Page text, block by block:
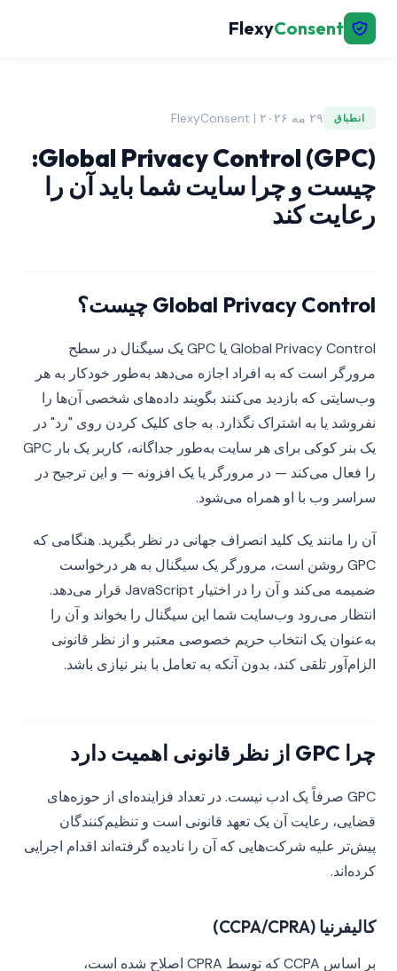
FlexyConsent
انطباق ۲۹ مه ۲۰۲۶ | FlexyConsent
Global Privacy Control (GPC):
چیست و چرا سایت شما باید آن را
رعایت کند
Global Privacy Control چیست؟
Global Privacy Control یا GPC یک سیگنال در سطح
مرورگر است که به افراد اجازه می‌دهد به‌طور خودکار به هر
وب‌سایتی که بازدید می‌کنند بگویند داده‌های شخصی آن‌ها را
نفروشد یا به اشتراک نگذارد. به جای کلیک کردن روی "رد" در
یک بنر کوکی برای هر سایت به‌طور جداگانه، کاربر یک بار GPC
را فعال می‌کند — در مرورگر یا یک افزونه — و این ترجیح در
سراسر وب با او همراه می‌شود.
آن را مانند یک کلید انصراف جهانی در نظر بگیرید. هنگامی که
GPC روشن است، مرورگر یک سیگنال به هر درخواست
ضمیمه می‌کند و آن را در اختیار JavaScript قرار می‌دهد.
انتظار می‌رود وب‌سایت شما این سیگنال را بخواند و آن را
به‌عنوان یک انتخاب حریم خصوصی معتبر و از نظر قانونی
الزام‌آور تلقی کند، بدون آنکه به تعامل با بنر نیازی باشد.
چرا GPC از نظر قانونی اهمیت دارد
GPC صرفاً یک ادب نیست. در تعداد فزاینده‌ای از حوزه‌های
قضایی، رعایت آن یک تعهد قانونی است و تنظیم‌کنندگان
پیش‌تر علیه شرکت‌هایی که آن را نادیده گرفته‌اند اقدام اجرایی
کرده‌اند.
کالیفرنیا (CCPA/CPRA)
بر اساس CCPA که توسط CPRA اصلاح شده است،